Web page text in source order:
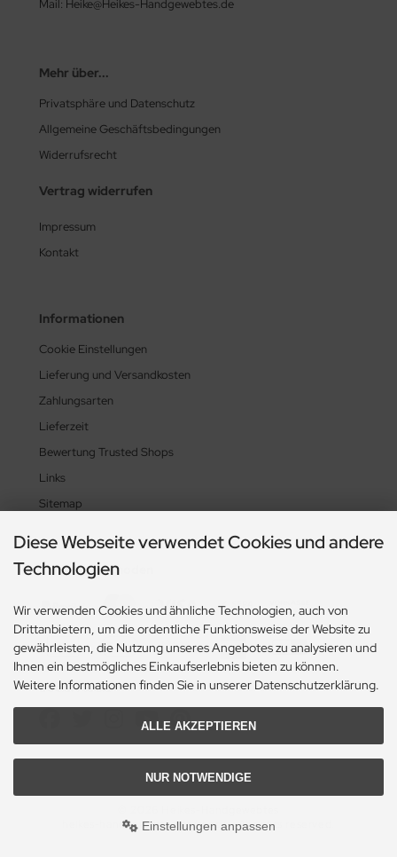
Mail: Heike@Heikes-Handgewebtes.de
Mehr über...
Privatsphäre und Datenschutz
Allgemeine Geschäftsbedingungen
Widerrufsrecht
Vertrag widerrufen
Impressum
Kontakt
Informationen
Cookie Einstellungen
Lieferung und Versandkosten
Zahlungsarten
Lieferzeit
Bewertung Trusted Shops
Links
Sitemap
Zahlungsmethoden
Social Media
heikes-handgewebtes.de/shop/ - All rights reserved.
Diese Webseite verwendet Cookies und andere
Technologien
Wir verwenden Cookies und ähnliche Technologien, auch von
Drittanbietern, um die ordentliche Funktionsweise der Website zu
gewährleisten, die Nutzung unseres Angebotes zu analysieren und
Ihnen ein bestmögliches Einkaufserlebnis bieten zu können.
Weitere Informationen finden Sie in unserer Datenschutzerklärung.
ALLE AKZEPTIEREN
NUR NOTWENDIGE
Einstellungen anpassen